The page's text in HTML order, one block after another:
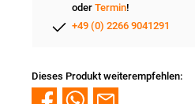
oder Termin!
+49 (0) 2266 9041291
Dieses Produkt weiterempfehlen: